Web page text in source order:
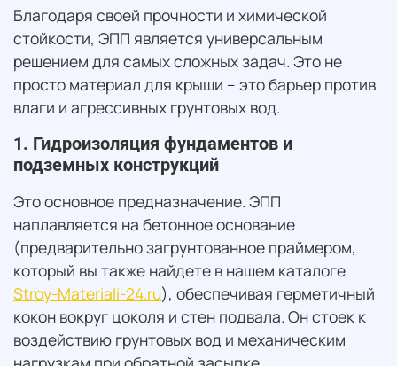
Благодаря своей прочности и химической
стойкости, ЭПП является универсальным
решением для самых сложных задач. Это не
просто материал для крыши – это барьер против
влаги и агрессивных грунтовых вод.
1. Гидроизоляция фундаментов и
подземных конструкций
Это основное предназначение. ЭПП
наплавляется на бетонное основание
(предварительно загрунтованное праймером,
который вы также найдете в нашем каталоге
Stroy-Materiali-24.ru), обеспечивая герметичный
кокон вокруг цоколя и стен подвала. Он стоек к
воздействию грунтовых вод и механическим